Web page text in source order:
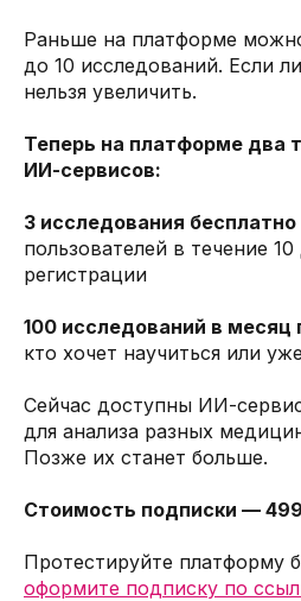
Раньше на платформе
до 10 исследований. Если
нельзя увеличить.
Теперь на платформе два
ИИ-сервисов:
3 исследования бесплатно
пользователей в течение
регистрации
100 исследований в месяц
кто хочет научиться или
Сейчас доступны ИИ-
для анализа разных
Позже их станет больше.
Стоимость подписки —
Протестируйте платформу
оформите подписку по